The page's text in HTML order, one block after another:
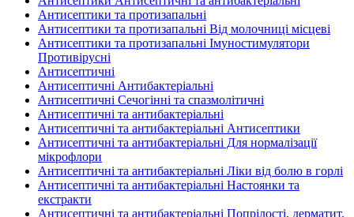
Антисептики та протизапальні
Антисептики та протизапальні Від молочниці місцеві
Антисептики та протизапальні Імуностимулятори
Противірусні
Антисептичні
Антисептичні Антибактеріальні
Антисептичні Сечогінні та спазмолітичні
Антисептичні та антибактеріальні
Антисептичні та антибактеріальні Антисептики
Антисептичні та антибактеріальні Для нормалізації
мікрофлори
Антисептичні та антибактеріальні Ліки від болю в горлі
Антисептичні та антибактеріальні Настоянки та
екстракти
Антисептичні та антибактеріальні Попрілості, дерматит,